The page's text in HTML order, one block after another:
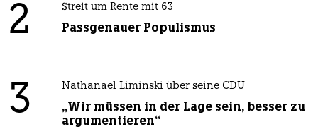
2 Streit um Rente mit 63
Passgenauer Populismus
3 Nathanael Liminski über seine CDU
„Wir müssen in der Lage sein, besser zu
argumentieren“